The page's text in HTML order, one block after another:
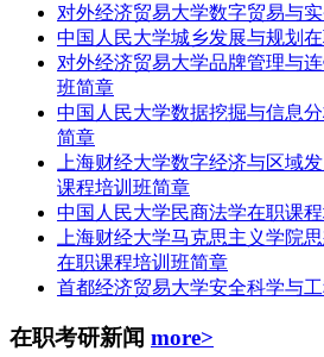
对外经济贸易大学数字贸易与
中国人民大学城乡发展与规划
对外经济贸易大学品牌管理与
班简章
中国人民大学数据挖掘与信息
简章
上海财经大学数字经济与区域
课程培训班简章
中国人民大学民商法学在职课
上海财经大学马克思主义学院
在职课程培训班简章
首都经济贸易大学安全科学与
在职考研新闻 more>